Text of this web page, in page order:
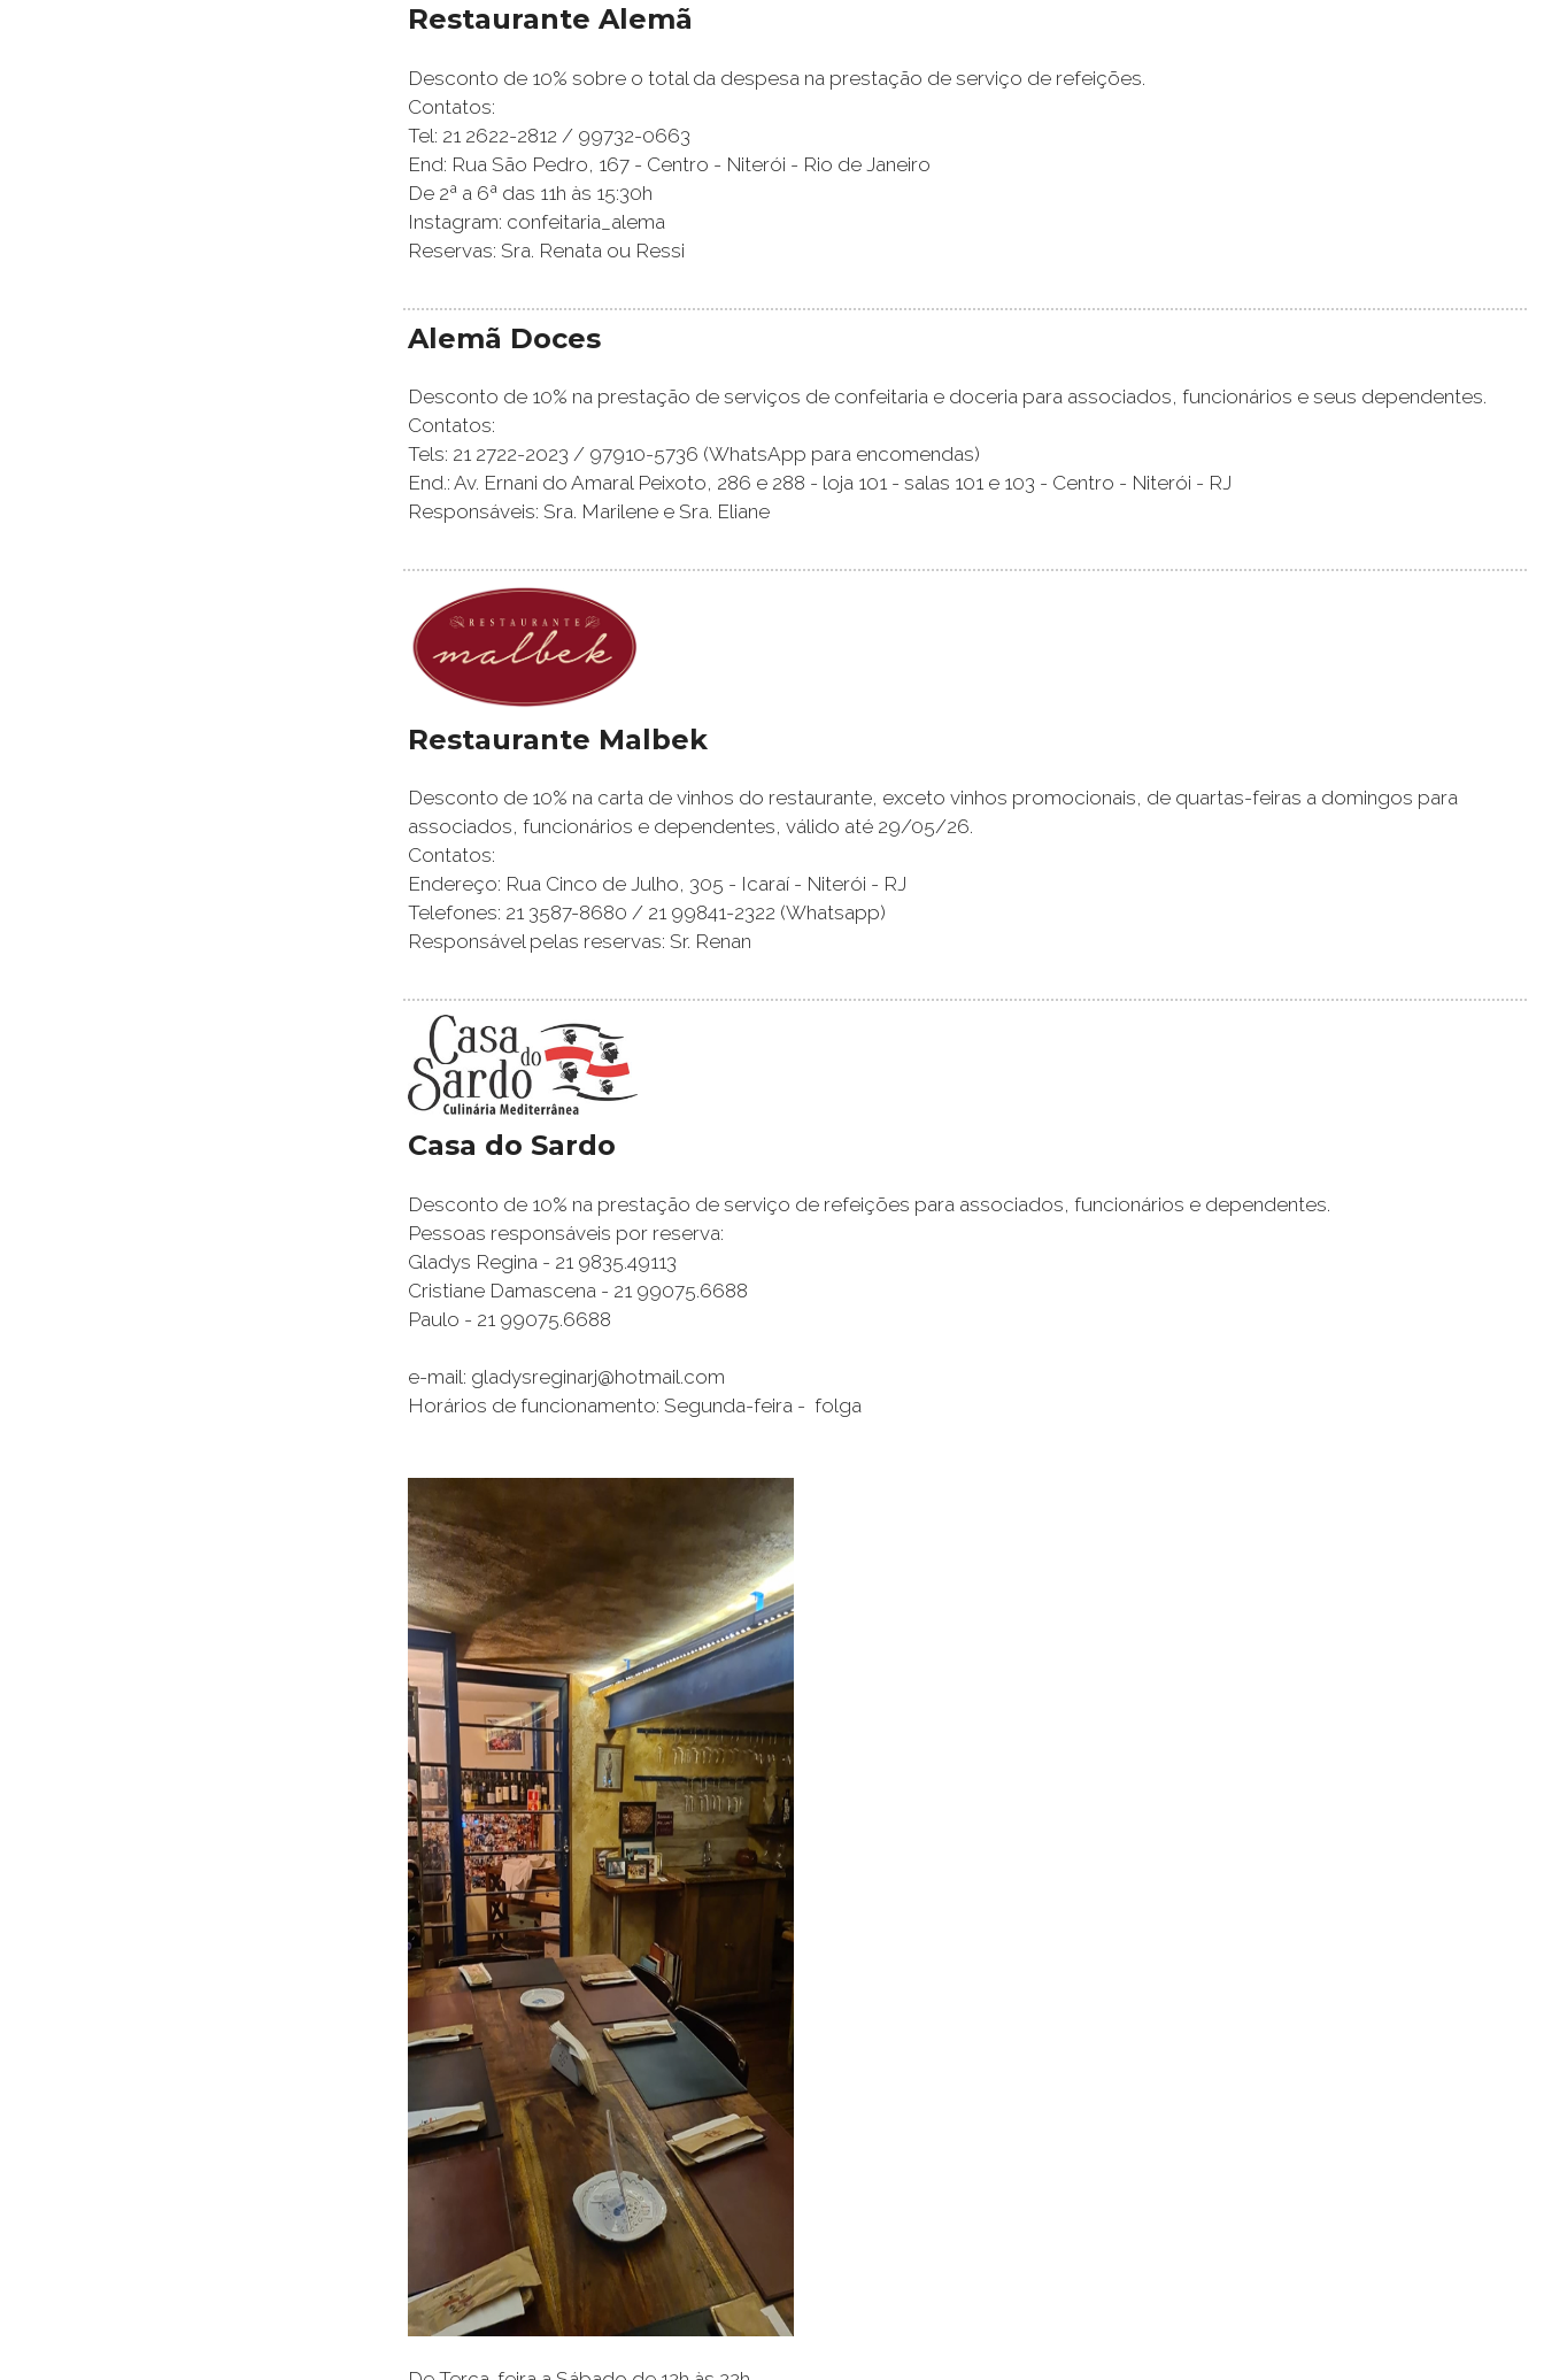
Restaurante Alemã
Desconto de 10% sobre o total da despesa na prestação de serviço de refeições.
Contatos:
Tel: 21 2622-2812 / 99732-0663
End: Rua São Pedro, 167 - Centro - Niterói - Rio de Janeiro
De 2ª a 6ª das 11h às 15:30h
Instagram: confeitaria_alema
Reservas: Sra. Renata ou Ressi
Alemã Doces
Desconto de 10% na prestação de serviços de confeitaria e doceria para associados, funcionários e seus dependentes.
Contatos:
Tels: 21 2722-2023 / 97910-5736 (WhatsApp para encomendas)
End.: Av. Ernani do Amaral Peixoto, 286 e 288 - loja 101 - salas 101 e 103 - Centro - Niterói - RJ
Responsáveis: Sra. Marilene e Sra. Eliane
Restaurante Malbek
Desconto de 10% na carta de vinhos do restaurante, exceto vinhos promocionais, de quartas-feiras a domingos para
associados, funcionários e dependentes, válido até 29/05/26.
Contatos:
Endereço: Rua Cinco de Julho, 305 - Icaraí - Niterói - RJ
Telefones: 21 3587-8680 / 21 99841-2322 (Whatsapp)
Responsável pelas reservas: Sr. Renan
Casa do Sardo
Desconto de 10% na prestação de serviço de refeições para associados, funcionários e dependentes.
Pessoas responsáveis por reserva:
Gladys Regina - 21 9835.49113
Cristiane Damascena - 21 99075.6688
Paulo - 21 99075.6688
e-mail: gladysreginarj@hotmail.com
Horários de funcionamento: Segunda-feira - folga